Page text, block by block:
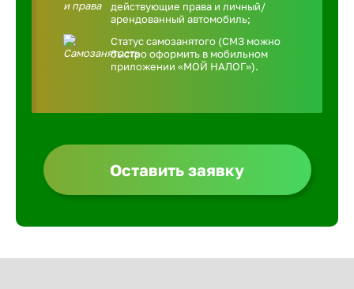
действующие права и личный/
арендованный автомобиль;
Статус самозанятого (СМЗ можно
быстро оформить в мобильном
приложении «МОЙ НАЛОГ»).
Оставить заявку